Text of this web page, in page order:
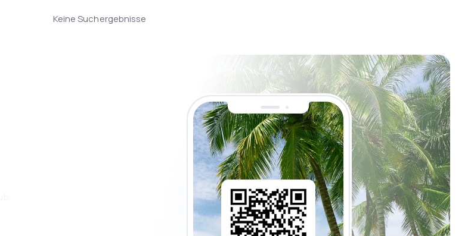
Keine Suchergebnisse